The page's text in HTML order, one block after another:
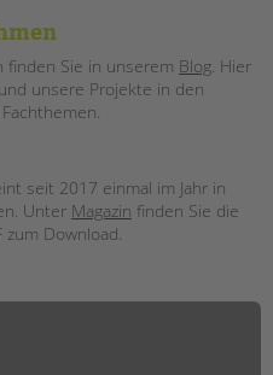
Sie in unserem Blog . Hier
unsere Projekte in den
seit 2017 einmal im Jahr in
Unter Magazin finden Sie die
Download.